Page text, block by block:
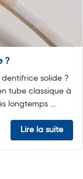
?
solide ?
tube classique à
longtemps ...
Lire la suite